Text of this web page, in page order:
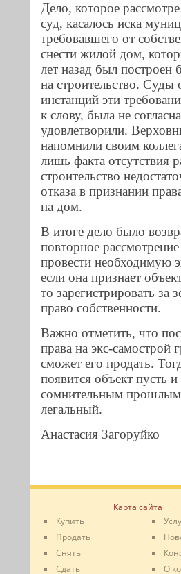
Дело, которое
суд, касалось иска
требовавшего от
снести жилой дом,
лет назад был построен
на строительство. Суды
инстанций эти
к слову, была не
удовлетворили.
напомнили своим
лишь факта отсутствия
строительство
отказа в признании
на дом.
В итоге дело было
повторное
провести необходимую
если она признает
то зарегистрировать за
право собственности.
Важно отметить, что
права на экс-самострой
сможет его продать.
появится объект пусть и
сомнительным
легальный.
Анастасия Загоруйко
Карта сайта
Купить
Продать
Снять
Сдать
О